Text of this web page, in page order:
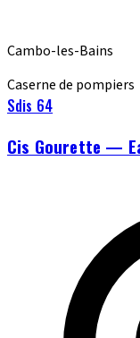
Cambo-les-Bains
Caserne de pompiers
Sdis 64
Cis Gourette —